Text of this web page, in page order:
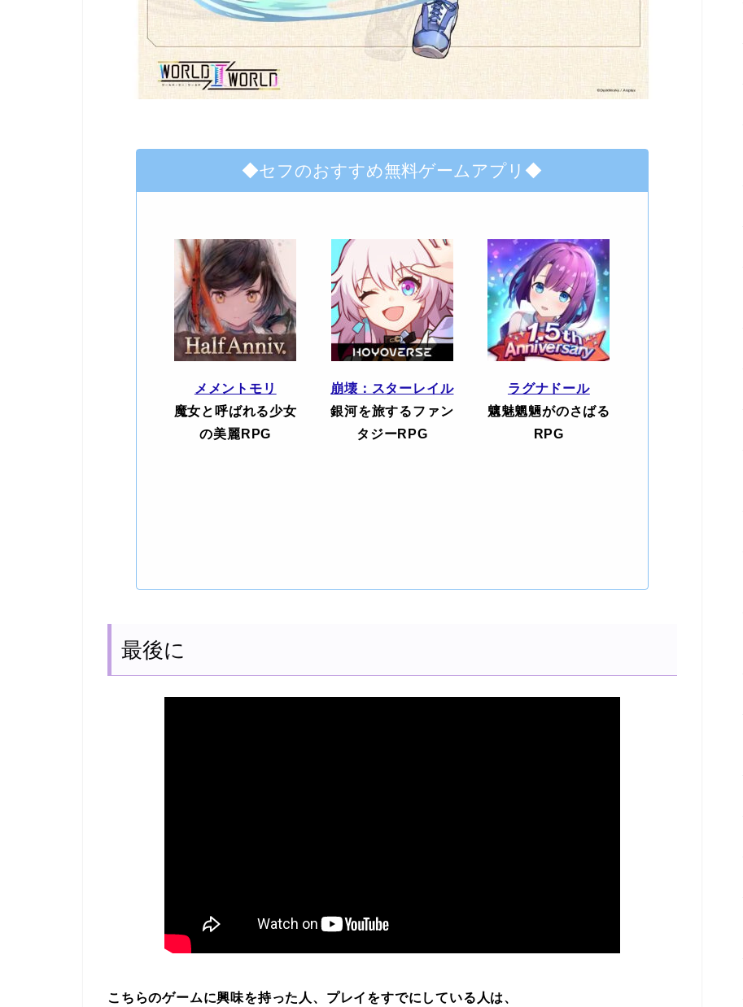
◆セフのおすすめ無料ゲームアプリ◆
メメントモリ
魔女と呼ばれる少女
の美麗RPG
崩壊：スターレイル
銀河を旅するファン
タジーRPG
ラグナドール
魑魅魍魎がのさばる
RPG
最後に
こちらのゲームに興味を持った人、プレイをすでにしている人は、